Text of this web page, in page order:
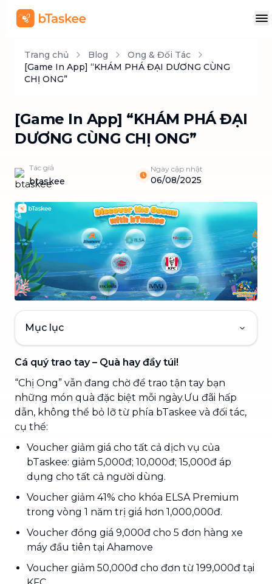
Trang chủ Blog
Ong & Đối Tác
[Game In App] “KHÁM PHÁ ĐẠI DƯƠNG CÙNG
CHỊ ONG”
[Game In App] “KHÁM PHÁ ĐẠI
DƯƠNG CÙNG CHỊ ONG”
Tác giả
btaskee
Ngày cập nhật
06/08/2025
Mục lục
Cá quý trao tay – Quà hay đầy túi!
“Chị Ong” vẫn đang chờ để trao tận tay bạn
những món quà đặc biệt mỗi ngày.Ưu đãi hấp
dẫn, không thể bỏ lỡ từ phía bTaskee và đối tác,
cụ thể:
Voucher giảm giá cho tất cả dịch vụ của
bTaskee: giảm 5,000đ; 10,000đ; 15,000đ áp
dụng cho tất cả người dùng.
Voucher giảm 41% cho khóa ELSA Premium
trong vòng 1 năm trị giá hơn 1,000,000đ.
Voucher đồng giá 9,000đ cho 5 đơn hàng xe
máy đầu tiên tại Ahamove
Voucher giảm 50,000đ cho đơn từ 199,000đ tại